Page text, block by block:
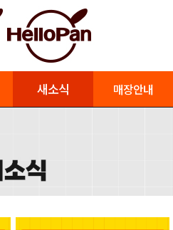
새소식 매장안내